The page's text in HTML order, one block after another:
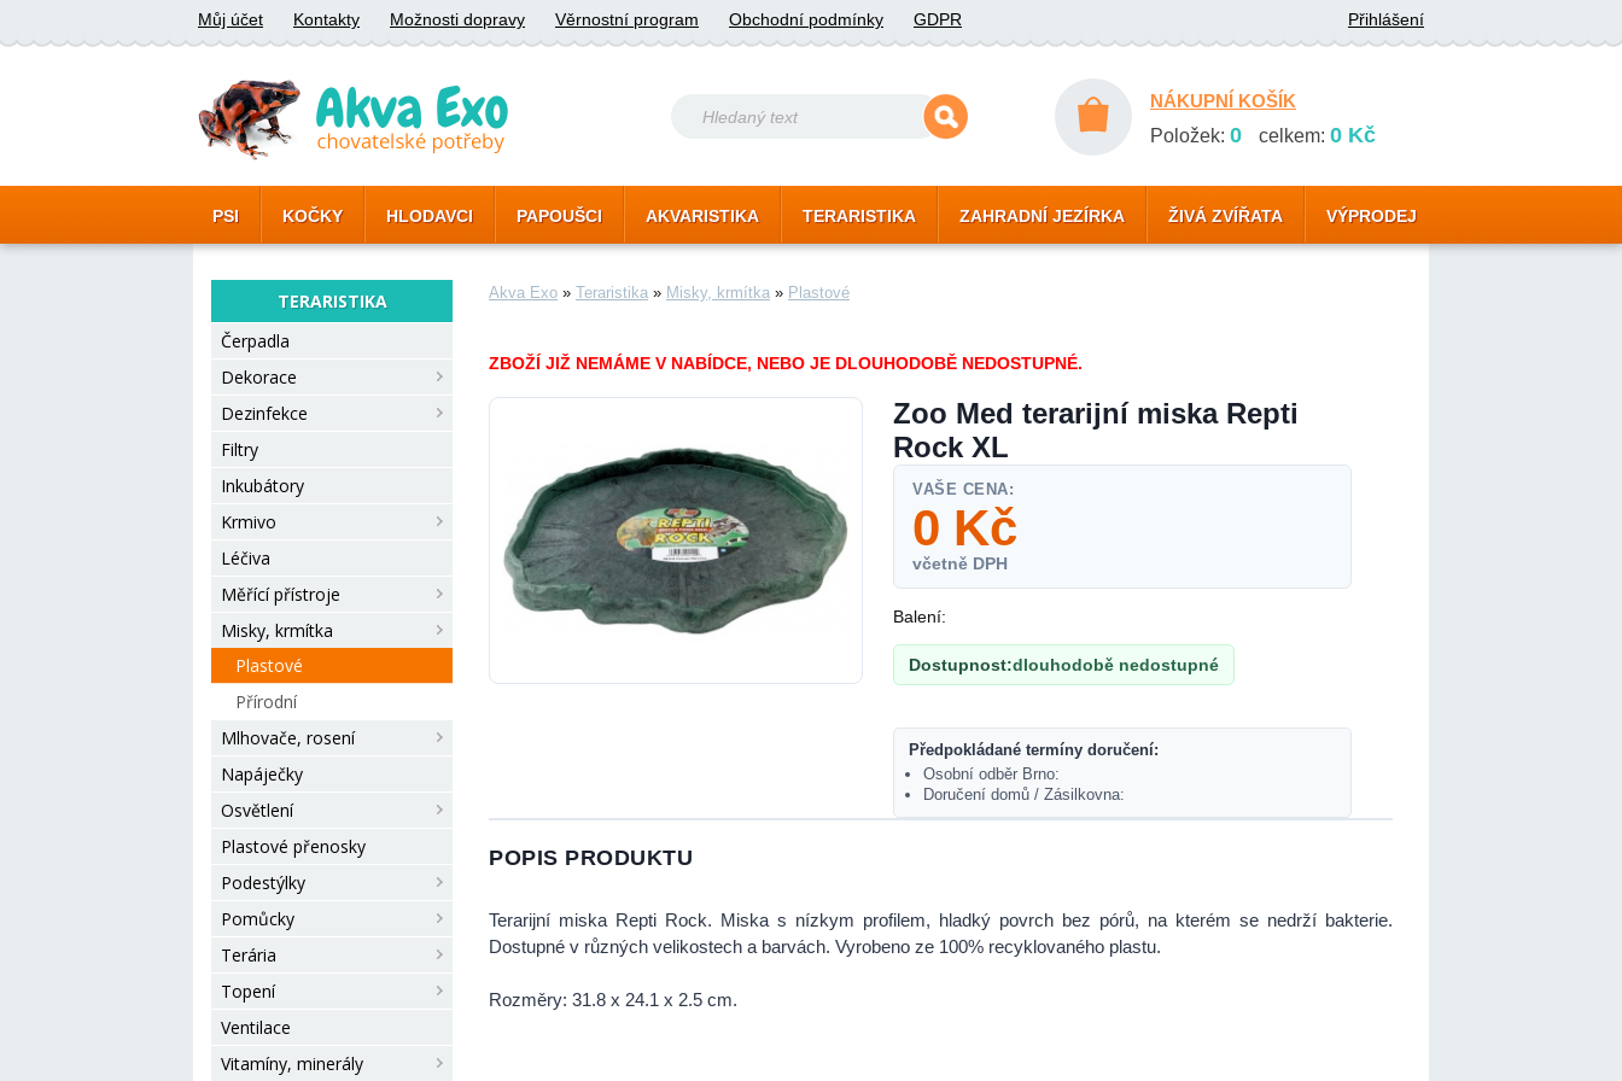
Můj účet Kontakty Možnosti dopravy Věrnostní program Obchodní podmínky GDPR Přihlášení
NÁKUPNÍ KOŠÍK
Položek: 0 celkem: 0 Kč
PSI KOČKY HLODAVCI PAPOUŠCI AKVARISTIKA TERARISTIKA ZAHRADNÍ JEZÍRKA ŽIVÁ ZVÍŘATA VÝPRODEJ
TERARISTIKA
Čerpadla
Dekorace
Dezinfekce
Filtry
Inkubátory
Krmivo
Léčiva
Měřící přístroje
Misky, krmítka
Plastové
Přírodní
Mlhovače, rosení
Napáječky
Osvětlení
Plastové přenosky
Podestýlky
Pomůcky
Terária
Topení
Ventilace
Vitamíny, minerály
Akva Exo » Teraristika » Misky, krmítka » Plastové
ZBOŽÍ JIŽ NEMÁME V NABÍDCE, NEBO JE DLOUHODOBĚ NEDOSTUPNÉ.
Zoo Med terarijní miska Repti
Rock XL
VAŠE CENA:
0 Kč
včetně DPH
Balení:
Dostupnost:dlouhodobě nedostupné
Předpokládané termíny doručení:
Osobní odběr Brno:
Doručení domů / Zásilkovna:
POPIS PRODUKTU
Terarijní miska Repti Rock. Miska s nízkym profilem, hladký povrch bez pórů, na kterém se nedrží bakterie.
Dostupné v různých velikostech a barvách. Vyrobeno ze 100% recyklovaného plastu.
Rozměry: 31.8 x 24.1 x 2.5 cm.